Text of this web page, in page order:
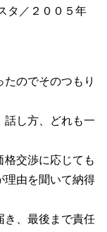
タ／２００５年
のでそのつもり
話し方、どれも一
格交渉に応じても
理由を聞いて納得
き、最後まで責任